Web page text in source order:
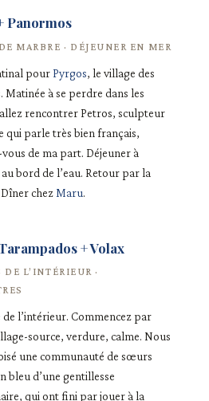
Panormos
MARBRE · DÉJEUNER EN MER
pour Pyrgos, le village des
Matinée à se perdre dans les
rencontrer Petros, sculpteur
qui parle très bien français,
de ma part. Déjeuner à
bord de l’eau. Retour par la
chez Maru.
+ Volax
L’INTÉRIEUR ·
de l’intérieur. Commencez par
source, verdure, calme. Nous
une communauté de sœurs
bleu d’une gentillesse
qui ont fini par jouer à la